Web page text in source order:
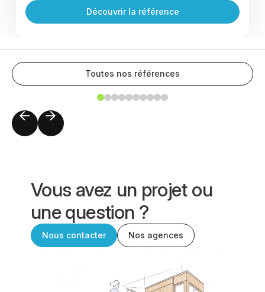
Découvrir la référence
Toutes nos références
Vous avez un projet ou
une question ?
Nous contacter Nos agences